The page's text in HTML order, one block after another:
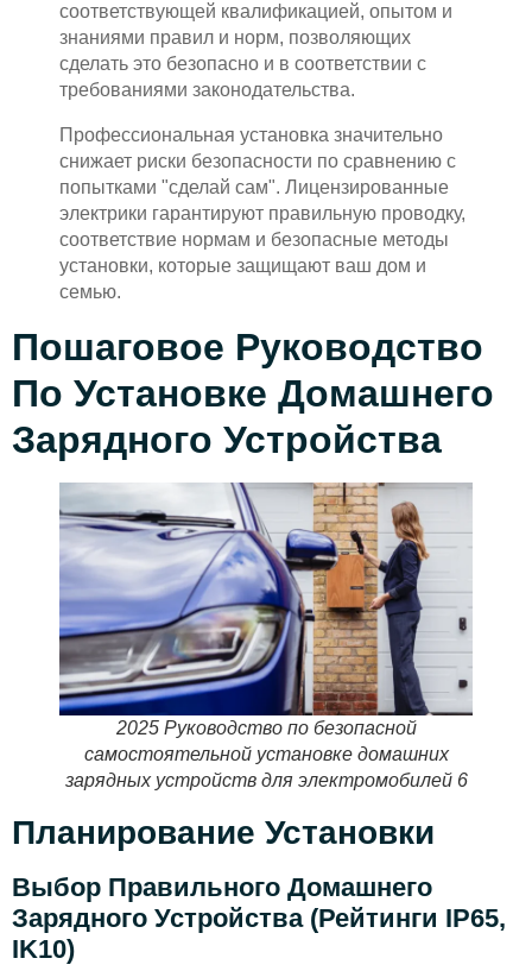
соответствующей квалификацией, опытом и
знаниями правил и норм, позволяющих
сделать это безопасно и в соответствии с
требованиями законодательства.
Профессиональная установка значительно
снижает риски безопасности по сравнению с
попытками "сделай сам". Лицензированные
электрики гарантируют правильную проводку,
соответствие нормам и безопасные методы
установки, которые защищают ваш дом и
семью.
Пошаговое Руководство
По Установке Домашнего
Зарядного Устройства
2025 Руководство по безопасной
самостоятельной установке домашних
зарядных устройств для электромобилей 6
Планирование Установки
Выбор Правильного Домашнего
Зарядного Устройства (рейтинги IP65,
IK10)